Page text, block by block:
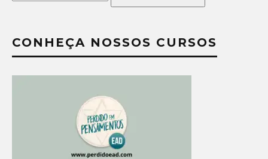
CONHEÇA NOSSOS CURSOS